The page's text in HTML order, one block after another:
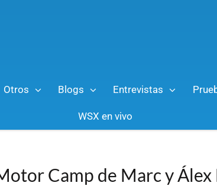
Otros Blogs Entrevistas
WSX en vivo
Camp de Marc y